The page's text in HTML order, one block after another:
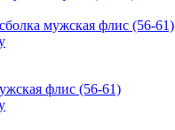
мужская флис (56-61)
флис (56-61)